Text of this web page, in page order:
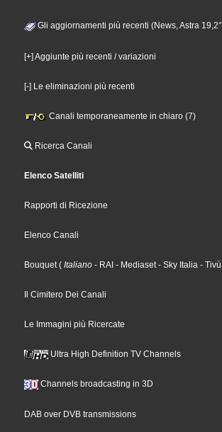
Gli aggiornamenti più recenti (News, Astra
[+] Aggiunte più recenti / variazioni
[-] Le eliminazioni più recenti
Canali temporaneamente in chiaro (7)
Ricerca Canali
Elenco Satelliti
Rapporti di Ricezione
Elenco Canali
Bouquet ( Italiano - RAI - Mediaset - Sky Italia -
Il Cimitero Dei Canali
Le Immagini più Ricercate
Ultra High Definition TV Channels
Channels broadcasting in 3D
DAB over DVB transmissions